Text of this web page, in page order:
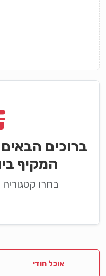
ברוכים
המקיף
בחרו
אוכל הודי